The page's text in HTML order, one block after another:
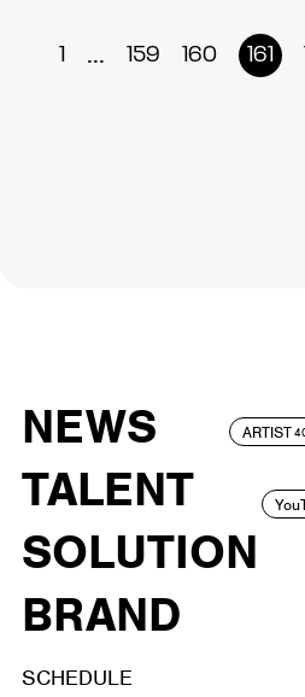
1 ... 159 160 161
NEWS
TALENT
SOLUTION
BRAND
ARTIST
SCHEDULE